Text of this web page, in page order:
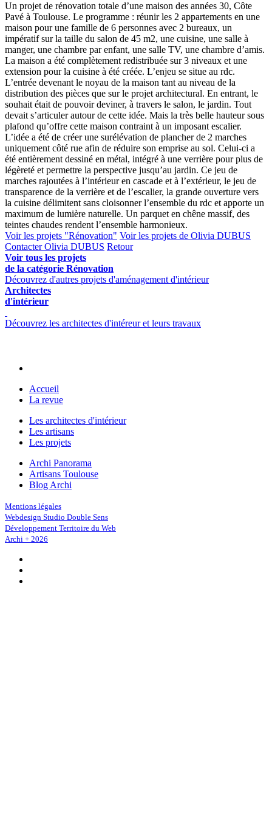
Un projet de rénovation totale d’une maison des années 30, Côte
Pavé à Toulouse. Le programme : réunir les 2 appartements en une
maison pour une famille de 6 personnes avec 2 bureaux, un
impératif sur la taille du salon de 45 m2, une cuisine, une salle à
manger, une chambre par enfant, une salle TV, une chambre d’amis.
La maison a été complètement redistribuée sur 3 niveaux et une
extension pour la cuisine à été créée. L’enjeu se situe au rdc.
L’entrée devenant le noyau de la maison tant au niveau de la
distribution des pièces que sur le projet architectural. En entrant, le
souhait était de pouvoir deviner, à travers le salon, le jardin. Tout
devait s’articuler autour de cette idée. Mais la très belle hauteur sous
plafond qu’offre cette maison contraint à un imposant escalier.
L’idée a été de créer une surélévation de plancher de 2 marches
uniquement côté rue afin de réduire son emprise au sol. Celui-ci a
été entièrement dessiné en métal, intégré à une verrière pour plus de
légèreté et permettre la perspective jusqu’au jardin. Ce jeu de
marches rajoutées à l’intérieur en cascade et à l’extérieur, le jeu de
transparence de la verrière et de l’escalier, la grande ouverture vers
la cuisine délimitent sans cloisonner l’ensemble du rdc et apporte un
maximum de lumière naturelle. Un parquet en chêne massif, des
teintes chaudes rendent l’ensemble harmonieux.
Voir les projets "Rénovation" Voir les projets de Olivia DUBUS
Contacter Olivia DUBUS Retour
Voir tous les projets
de la catégorie Rénovation
Découvrez d'autres projets d'aménagement d'intérieur
Architectes
d'intérieur
Découvrez les architectes d'intéreur et leurs travaux
Accueil
La revue
Les architectes d'intérieur
Les artisans
Les projets
Archi Panorama
Artisans Toulouse
Blog Archi
Mentions légales
Webdesign Studio Double Sens
Développement Territoire du Web
Archi + 2026